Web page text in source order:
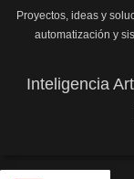
Proyectos, ideas y
automatización y
Inteligencia